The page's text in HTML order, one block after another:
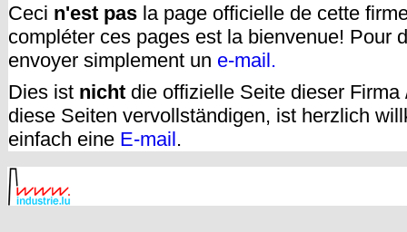
Ceci n'est pas la page officielle de cette
compléter ces pages est la bienvenue! Pour
envoyer simplement un e-mail.
Dies ist nicht die offizielle Seite dieser
diese Seiten vervollständigen, ist herzlich
einfach eine E-mail.